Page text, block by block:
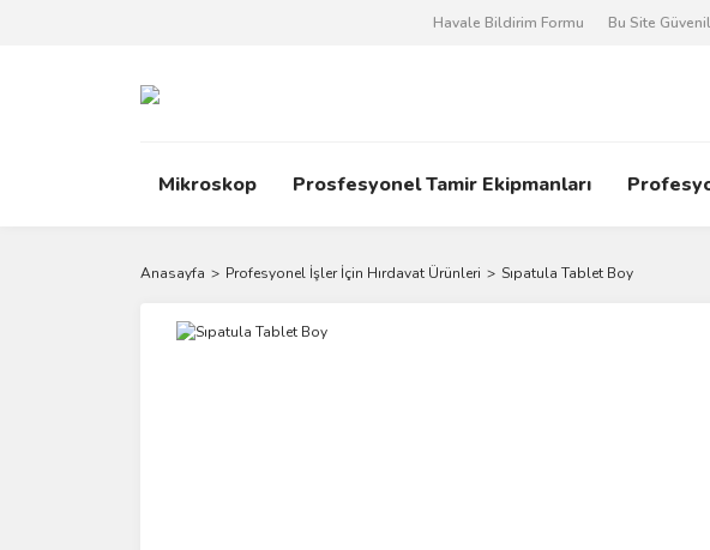
Havale Bildirim Formu Bu Site
Mikroskop Prosfesyonel Tamir Ekipmanları
Anasayfa Profesyonel İşler İçin Hırdavat Ürünleri Sıpatula Tablet Boy